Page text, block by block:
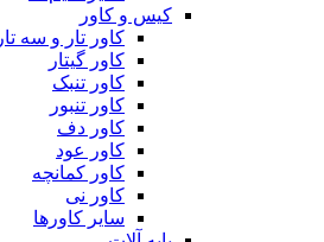
کیس و کاور
کاور تار و سه تار
کاور گیتار
کاور تنبک
کاور تنبور
کاور دف
کاور عود
کاور کمانچه
کاور نی
سایر کاورها